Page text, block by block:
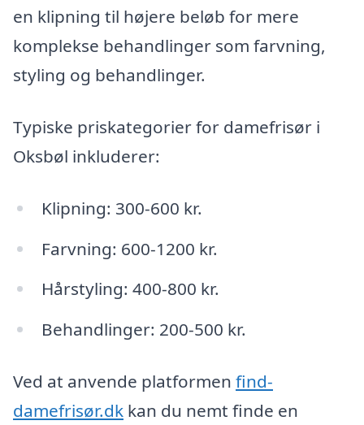
en klipning til højere beløb for mere
komplekse behandlinger som farvning,
styling og behandlinger.
Typiske priskategorier for damefrisør i
Oksbøl inkluderer:
Klipning: 300-600 kr.
Farvning: 600-1200 kr.
Hårstyling: 400-800 kr.
Behandlinger: 200-500 kr.
Ved at anvende platformen find-
damefrisør.dk kan du nemt finde en